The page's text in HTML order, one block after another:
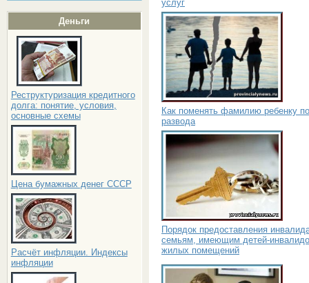
Деньги
Реструктуризация кредитного
долга: понятие, условия,
основные схемы
Цена бумажных денег СССР
Расчёт инфляции. Индексы
инфляции
услуг
Как поменять фамилию ребенку
развода
Порядок предоставления
семьям, имеющим детей-
жилых помещений